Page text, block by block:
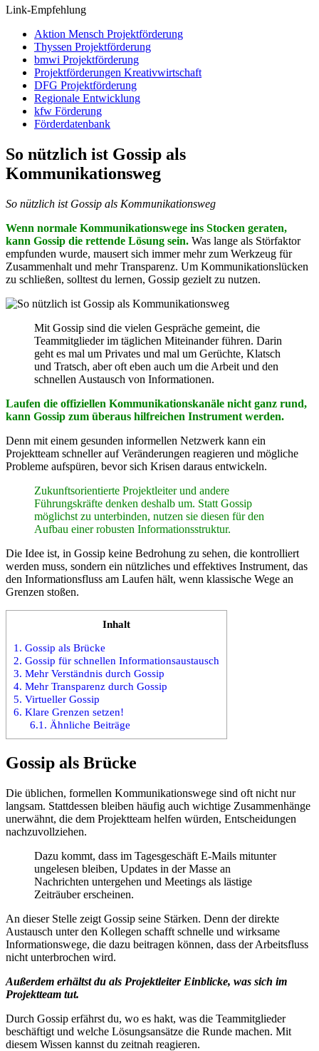
Link-Empfehlung
Aktion Mensch Projektförderung
Thyssen Projektförderung
bmwi Projektförderung
Projektförderungen Kreativwirtschaft
DFG Projektförderung
Regionale Entwicklung
kfw Förderung
Förderdatenbank
So nützlich ist Gossip als
Kommunikationsweg
So nützlich ist Gossip als Kommunikationsweg
Wenn normale Kommunikationswege ins Stocken geraten,
kann Gossip die rettende Lösung sein. Was lange als Störfaktor
empfunden wurde, mausert sich immer mehr zum Werkzeug für
Zusammenhalt und mehr Transparenz. Um Kommunikationslücken
zu schließen, solltest du lernen, Gossip gezielt zu nutzen.
Mit Gossip sind die vielen Gespräche gemeint, die
Teammitglieder im täglichen Miteinander führen. Darin
geht es mal um Privates und mal um Gerüchte, Klatsch
und Tratsch, aber oft eben auch um die Arbeit und den
schnellen Austausch von Informationen.
Laufen die offiziellen Kommunikationskanäle nicht ganz rund,
kann Gossip zum überaus hilfreichen Instrument werden.
Denn mit einem gesunden informellen Netzwerk kann ein
Projektteam schneller auf Veränderungen reagieren und mögliche
Probleme aufspüren, bevor sich Krisen daraus entwickeln.
Zukunftsorientierte Projektleiter und andere
Führungskräfte denken deshalb um. Statt Gossip
möglichst zu unterbinden, nutzen sie diesen für den
Aufbau einer robusten Informationsstruktur.
Die Idee ist, in Gossip keine Bedrohung zu sehen, die kontrolliert
werden muss, sondern ein nützliches und effektives Instrument, das
den Informationsfluss am Laufen hält, wenn klassische Wege an
Grenzen stoßen.
Inhalt
1. Gossip als Brücke
2. Gossip für schnellen Informationsaustausch
3. Mehr Verständnis durch Gossip
4. Mehr Transparenz durch Gossip
5. Virtueller Gossip
6. Klare Grenzen setzen!
6.1. Ähnliche Beiträge
Gossip als Brücke
Die üblichen, formellen Kommunikationswege sind oft nicht nur
langsam. Stattdessen bleiben häufig auch wichtige Zusammenhänge
unerwähnt, die dem Projektteam helfen würden, Entscheidungen
nachzuvollziehen.
Dazu kommt, dass im Tagesgeschäft E-Mails mitunter
ungelesen bleiben, Updates in der Masse an
Nachrichten untergehen und Meetings als lästige
Zeiträuber erscheinen.
An dieser Stelle zeigt Gossip seine Stärken. Denn der direkte
Austausch unter den Kollegen schafft schnelle und wirksame
Informationswege, die dazu beitragen können, dass der Arbeitsfluss
nicht unterbrochen wird.
Außerdem erhältst du als Projektleiter Einblicke, was sich im
Projektteam tut.
Durch Gossip erfährst du, wo es hakt, was die Teammitglieder
beschäftigt und welche Lösungsansätze die Runde machen. Mit
diesem Wissen kannst du zeitnah reagieren.